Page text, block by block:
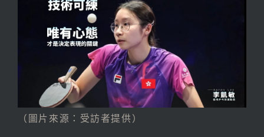
（圖片來源：受訪者提供）